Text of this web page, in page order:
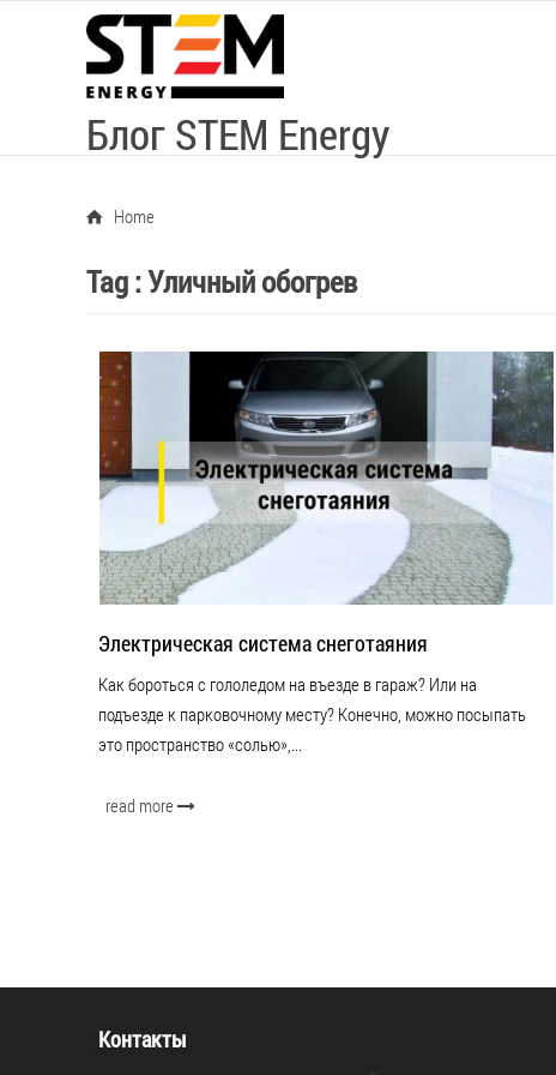
Блог STEM Energy
Home
Tag :Уличный обогрев
Электрическая система снеготаяния
Как бороться с гололедом на въезде в гараж? Или на
подъезде к парковочному месту? Конечно, можно посыпать
это пространство «солью»,...
read more
Контакты